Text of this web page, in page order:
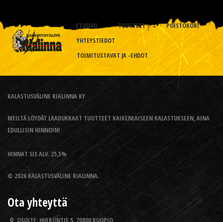
ETUSIVU TUOTTEET
POISTOKORI
YHTEYSTIEDOT
TOIMITUSTAVAT JA -EHDOT
KALASTUSVÄLINE RIALINNA KY
MEILTÄ LÖYDÄT LAADUKKAAT TUOTTEET KAIKENLAISEEN KALASTUKSEEN, AINA
EDULLISIN HINNOIN!
HINNAT SIS ALV. 25,5%
© 2026 KALASTUSVÄLINE RIALINNA.
Ota yhteyttä